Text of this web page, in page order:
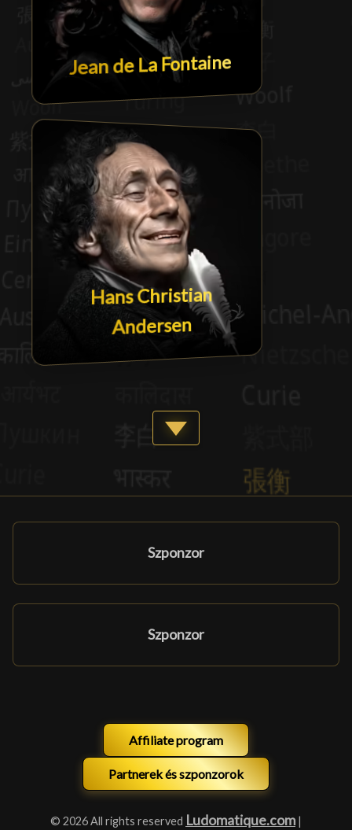
Jean de La Fontaine
Hans Christian
Andersen
Show more
Szponzor
Szponzor
Affiliate program
Partnerek és szponzorok
© 2026 All rights reserved Ludomatique.com |